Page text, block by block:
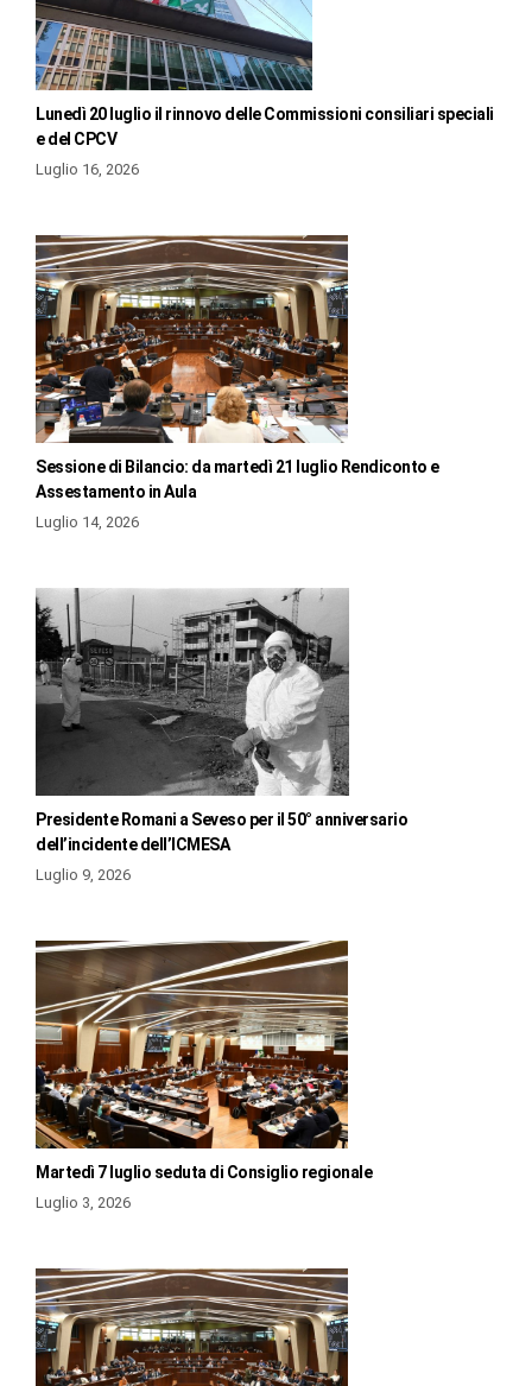
Lunedì 20 luglio il rinnovo delle Commissioni consiliari speciali
e del CPCV
Luglio 16, 2026
Sessione di Bilancio: da martedì 21 luglio Rendiconto e
Assestamento in Aula
Luglio 14, 2026
Presidente Romani a Seveso per il 50° anniversario
dell’incidente dell’ICMESA
Luglio 9, 2026
Martedì 7 luglio seduta di Consiglio regionale
Luglio 3, 2026